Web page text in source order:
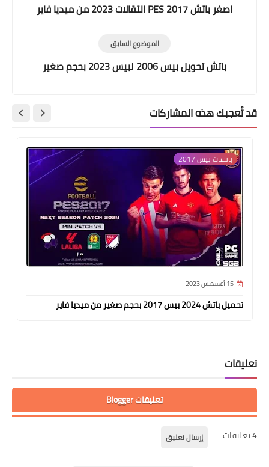
اصغر باتش PES 2017 انتقالات 2023 من ميديا فاير
الموضوع السابق
باتش تحويل بيس 2006 لبيس 2023 بحجم صغير
قد تُعجبك هذه المشاركات
باتشات بيس 2017
15 أغسطس 2023
تحميل باتش 2024 بيس 2017 بحجم صغير من ميديا فاير
تعليقات
تعليقات Blogger
4 تعليقات إرسال تعليق